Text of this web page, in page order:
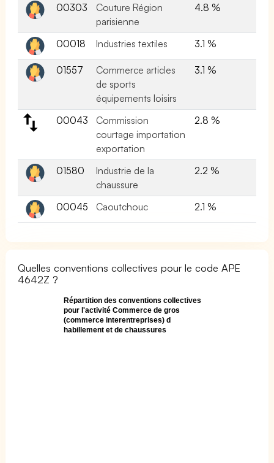
00303
Couture Région
parisienne
4.8 %
00018 Industries textiles 3.1 %
01557
Commerce articles
de sports
équipements loisirs
3.1 %
00043
Commission
courtage importation
exportation
2.8 %
01580
Industrie de la
chaussure
2.2 %
00045 Caoutchouc 2.1 %
Quelles conventions collectives pour le code APE
4642Z ?
Répartition des conventions collectives
pour l'activité Commerce de gros
(commerce interentreprises) d
habillement et de chaussures